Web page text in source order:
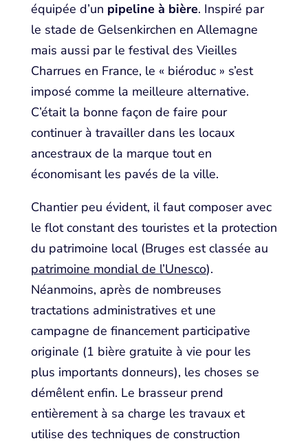
équipée d’un pipeline à bière. Inspiré par
le stade de Gelsenkirchen en Allemagne
mais aussi par le festival des Vieilles
Charrues en France, le « biéroduc » s’est
imposé comme la meilleure alternative.
C’était la bonne façon de faire pour
continuer à travailler dans les locaux
ancestraux de la marque tout en
économisant les pavés de la ville.
Chantier peu évident, il faut composer avec
le flot constant des touristes et la protection
du patrimoine local (Bruges est classée au
patrimoine mondial de l’Unesco).
Néanmoins, après de nombreuses
tractations administratives et une
campagne de financement participative
originale (1 bière gratuite à vie pour les
plus importants donneurs), les choses se
démêlent enfin. Le brasseur prend
entièrement à sa charge les travaux et
utilise des techniques de construction